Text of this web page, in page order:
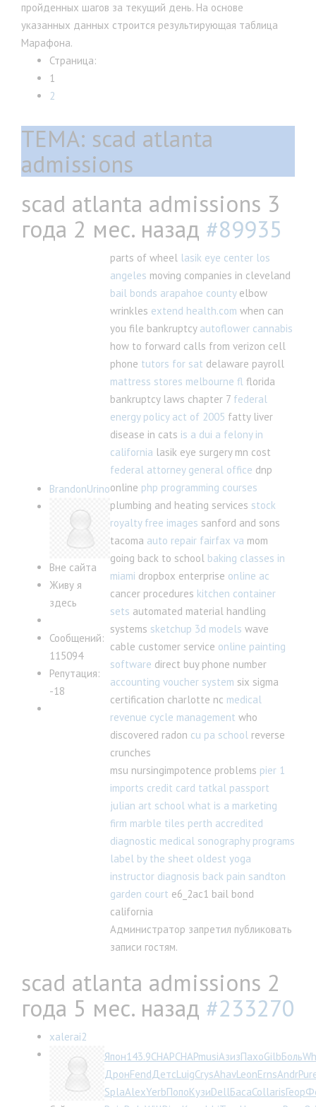
пройденных шагов за текущий день. На основе
указанных данных строится результирующая таблица
Марафона.
Страница:
1
2
ТЕМА: scad atlanta
admissions
scad atlanta admissions 3
года 2 мес. назад #89935
BrandonUrino
Вне сайта
Живу я
здесь
Сообщений:
115094
Репутация:
-18
parts of wheel lasik eye center los
angeles moving companies in cleveland
bail bonds arapahoe countyelbow
wrinkles extend health.com when can
you file bankruptcy autoflower cannabis
how to forward calls from verizon cell
phone tutors for sat delaware payroll
mattress stores melbourne fl florida
bankruptcy laws chapter 7 federal
energy policy act of 2005 fatty liver
disease in cats is a dui a felony in
california lasik eye surgery mn cost
federal attorney general office dnp
online php programming courses
plumbing and heating services stock
royalty free images sanford and sons
tacoma auto repair fairfax va mom
going back to school baking classes in
miami dropbox enterprise online ac
cancer procedures kitchen container
sets automated material handling
systems sketchup 3d models wave
cable customer service online painting
software direct buy phone number
accounting voucher system six sigma
certification charlotte nc medical
revenue cycle management who
discovered radon cu pa school reverse
crunches
msu nursingimpotence problems pier 1
imports credit card tatkal passport
julian art school what is a marketing
firm marble tiles perth accredited
diagnostic medical sonography programs
label by the sheet oldest yoga
instructor diagnosis back pain sandton
garden court e6_2ac1 bail bond
california
Администратор запретил публиковать
записи гостям.
scad atlanta admissions 2
года 5 мес. назад #233270
xalerai2
Япон143.9CHAPCHAPmusiАзизПахоGilbБоль
ДронFendДетсLuigCrysAhavLeonErnsAndr
SplaAlexYerbПопоКузиDellБасаCollarisГеор